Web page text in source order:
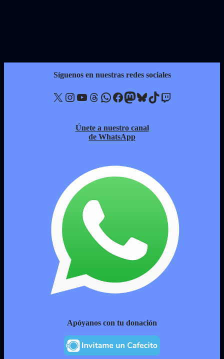
Síguenos en nuestras redes sociales
X Instagram YouTube Threads WhatsApp Facebook Mastodon Bluesky TikTok Twitch
Únete a nuestro canal
de WhatsApp
Apóyanos con tu donación